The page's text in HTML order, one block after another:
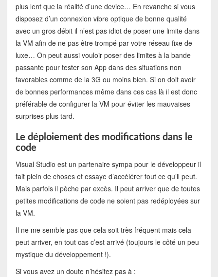
plus lent que la réalité d’une device… En revanche si vous
disposez d’un connexion vibre optique de bonne qualité
avec un gros débit il n’est pas idiot de poser une limite dans
la VM afin de ne pas être trompé par votre réseau fixe de
luxe… On peut aussi vouloir poser des limites à la bande
passante pour tester son App dans des situations non
favorables comme de la 3G ou moins bien. Si on doit avoir
de bonnes performances même dans ces cas là il est donc
préférable de configurer la VM pour éviter les mauvaises
surprises plus tard.
Le déploiement des modifications dans le
code
Visual Studio est un partenaire sympa pour le développeur il
fait plein de choses et essaye d’accélérer tout ce qu’il peut.
Mais parfois il pèche par excès. Il peut arriver que de toutes
petites modifications de code ne soient pas redéployées sur
la VM.
Il ne me semble pas que cela soit très fréquent mais cela
peut arriver, en tout cas c’est arrivé (toujours le côté un peu
mystique du développement !).
Si vous avez un doute n’hésitez pas à :